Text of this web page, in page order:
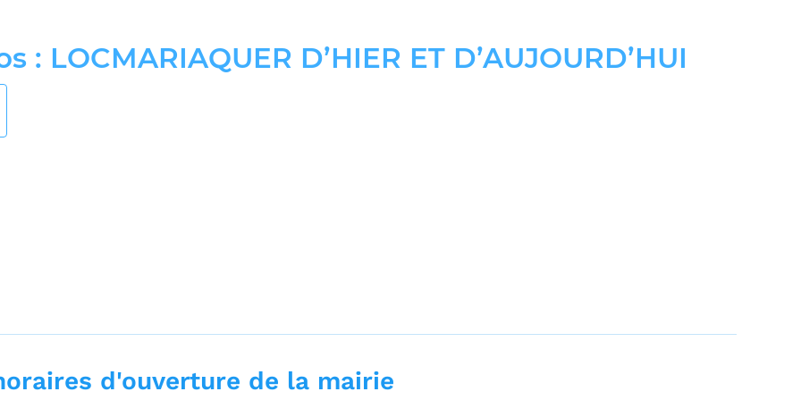
: LOCMARIAQUER D’HIER ET D’AUJOURD’HUI
: LOCMARIAQUER D’HIER ET D’AUJOURD’HUI
de la mairie
d'ouverture d'ouverture de la mairie